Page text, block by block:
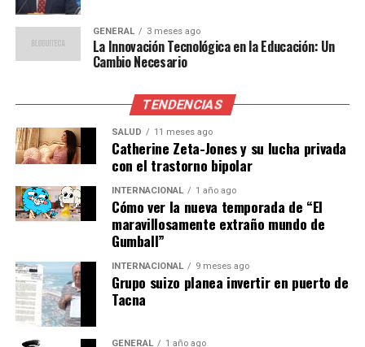
mantener la calidad de los
servicios para asegurar el
retorno de los visitantes.”
Carlos Rodríguez, profesor de
economía en la Universidad Complutense, advierte
sobre los desafíos que aún persisten.
“El aumento del turismo es
positivo, pero debemos
considerar la sostenibilidad
a largo plazo. La
sobrecarga turística puede
tener efectos negativos en
GENERAL 3 meses ago
La Innovación Tecnológica en la Educación: Un
Cambio Necesario
TENDENCIAS
SALUD 11 meses ago
Catherine Zeta-Jones y su lucha privada
con el trastorno bipolar
INTERNACIONAL 1 año ago
Cómo ver la nueva temporada de “El
maravillosamente extraño mundo de
Gumball”
INTERNACIONAL 9 meses ago
Grupo suizo planea invertir en puerto de
Tacna
GENERAL 1 año ago